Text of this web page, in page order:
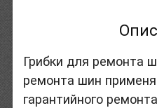
Грибки для ремонта
ремонта шин
гарантийного